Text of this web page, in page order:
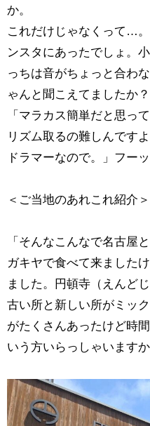
か。
これだけじゃなくって…
ンスタにあったでしょ。
っちは音がちょっと合わ
ゃんと聞こえてましたか
「マラカス簡単だと思っ
リズム取るの難しんです
ドラマーなので。」フー
＜ご当地のあれこれ紹介＞
「そんなこんなで名古屋
ガキヤで食べて来ました
ました。円頓寺（えんど
古い所と新しい所がミッ
がたくさんあったけど時
いう方いらっしゃいます